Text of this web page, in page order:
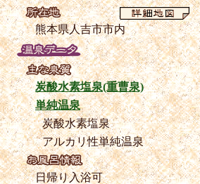
熊本県人吉市市内
炭酸水素塩泉(重曹泉)
単純温泉
炭酸水素塩泉
アルカリ性単純温泉
日帰り入浴可